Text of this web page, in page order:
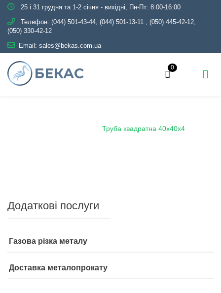
25 і 31 грудня та 1-2 січня - вихідні, Пн-Пт: 8:00-16:00
Телефон: (044) 501-43-44, (044) 501-13-11 , (050) 445-42-12,
(050) 330-42-12
Email: sales@bekas.com.ua
0
Труба квадратна 40х40х4
Додаткові послуги
Газова різка металу
Доставка металопрокату